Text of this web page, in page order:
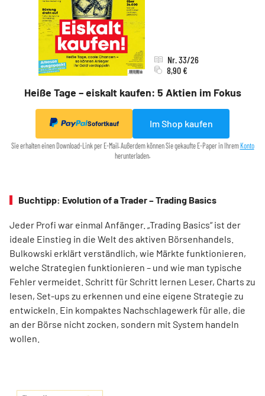
Heiße Tage – eiskalt kaufen: 5 Aktien im Fokus
Nr. 33/26
8,90 €
Sofortkauf Im Shop kaufen
Sie erhalten einen Download-Link per E-Mail. Außerdem können Sie gekaufte E-Paper in IhremKonto
herunterladen.
Buchtipp: Evolution of a Trader – Trading Basics
Jeder Profi war einmal Anfänger. „Trading Basics“ ist der
ideale Einstieg in die Welt des aktiven Börsenhandels.
Bulkowski erklärt verständlich, wie Märkte funktionieren,
welche Strategien funktionieren – und wie man typische
Fehler vermeidet. Schritt für Schritt lernen Leser, Charts zu
lesen, Set-ups zu erkennen und eine eigene Strategie zu
entwickeln. Ein kompaktes Nachschlagewerk für alle, die
an der Börse nicht zocken, sondern mit System handeln
wollen.